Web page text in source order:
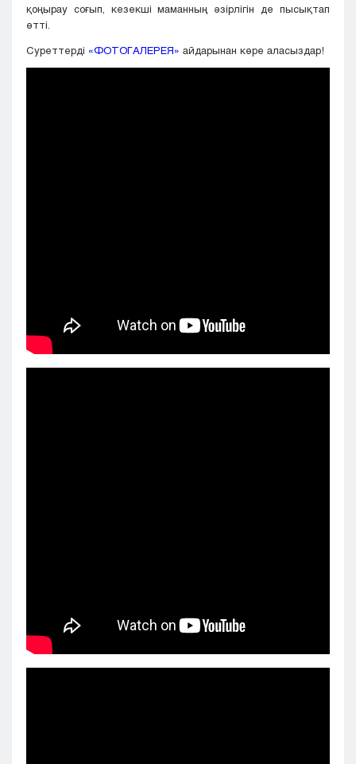
қоңырау соғып, кезекші маманның әзірлігін де пысықтап
өтті.
Суреттерді «ФОТОГАЛЕРЕЯ» айдарынан көре аласыздар!